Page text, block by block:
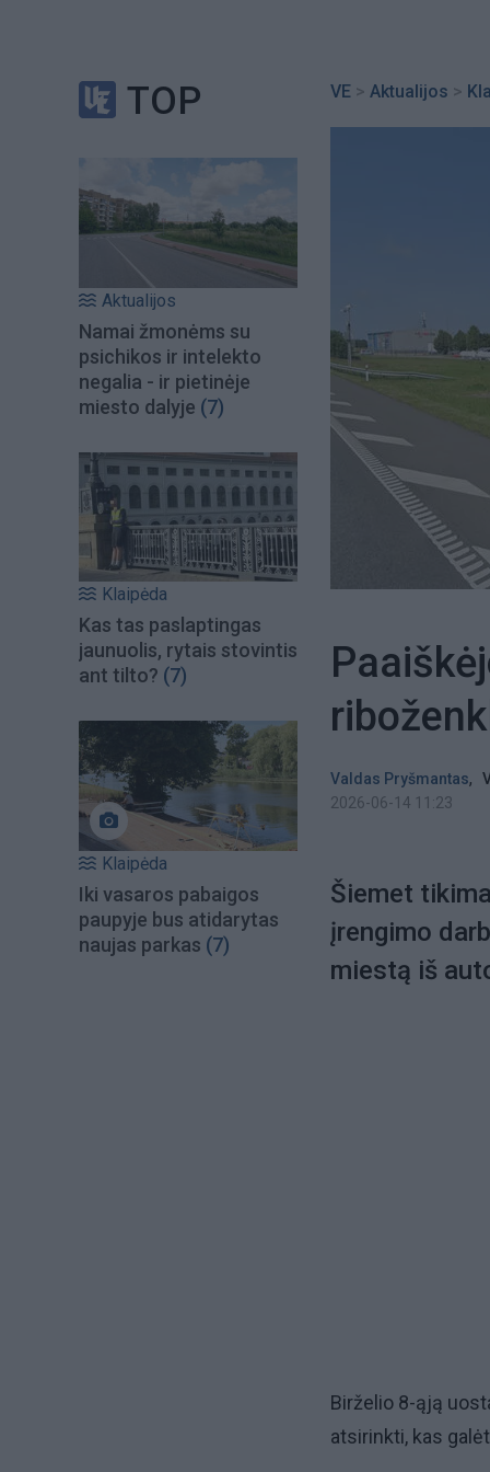
TOP
Aktualijos
Namai žmonėms su
psichikos ir intelekto
negalia - ir pietinėje
miesto dalyje (7)
Klaipėda
Kas tas paslaptingas
jaunuolis, rytais stovintis
ant tilto? (7)
Klaipėda
Iki vasaros pabaigos
paupyje bus atidarytas
naujas parkas (7)
VE > Aktualijos >
Valdas Pryšmantas,
2026-06-14 11:23
Šiemet
įrengimo
miestą iš
Birželio 8-ąją
atsirinkti, kas